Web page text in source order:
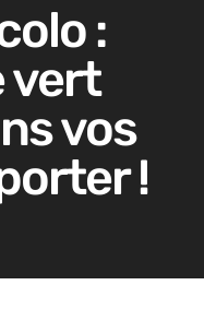
:
vert
vos
!